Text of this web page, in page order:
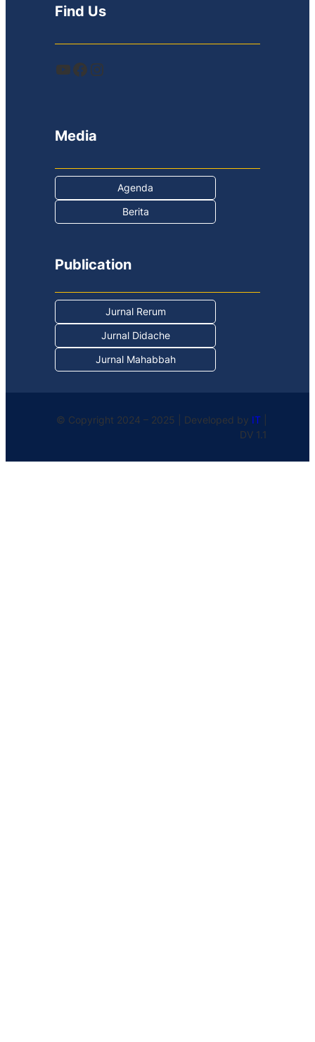
Find Us
YouTube Facebook Instagram
Media
Agenda
Berita
Publication
Jurnal Rerum
Jurnal Didache
Jurnal Mahabbah
© Copyright 2024 – 2025 | Developed by IT
DV 1.1